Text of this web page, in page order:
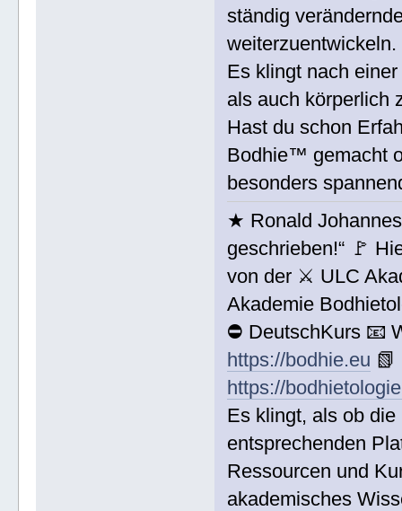
ständig
weiterzuentwickeln.
Es klingt nach
als auch körperlich
Hast du schon
Bodhie™ gemacht
besonders
★ Ronald
geschrieben!“ 🚩
von der ⚔ ULC
Akademie
⛔ DeutschKurs 📧
https://bodhie.eu
https://
Es klingt, als ob
entsprechenden
Ressourcen und
akademisches